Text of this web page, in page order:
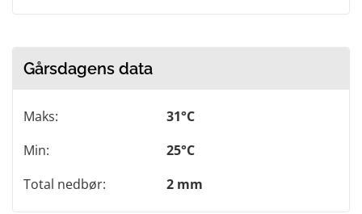
Gårsdagens data
Maks:
31°C
Min:
25°C
Total nedbør:
2 mm